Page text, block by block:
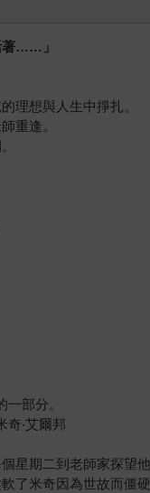
…… 」
理想與人生中掙扎。
重逢。
部分。
‧艾爾邦
星期二到老師家探望
了米奇因為世故而僵